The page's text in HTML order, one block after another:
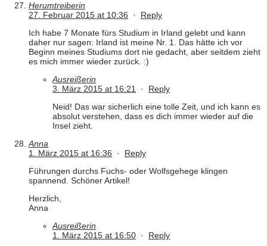
Herumtreiberin
27. Februar 2015 at 10:36 · Reply
Ich habe 7 Monate fürs Studium in Irland gelebt und kann
daher nur sagen: Irland ist meine Nr. 1. Das hätte ich vor
Beginn meines Studiums dort nie gedacht, aber seitdem zieht
es mich immer wieder zurück. :)
Ausreißerin
3. März 2015 at 16:21 · Reply
Neid! Das war sicherlich eine tolle Zeit, und ich kann es
absolut verstehen, dass es dich immer wieder auf die
Insel zieht.
Anna
1. März 2015 at 16:36 · Reply
Führungen durchs Fuchs- oder Wolfsgehege klingen
spannend. Schöner Artikel!
Herzlich,
Anna
Ausreißerin
1. März 2015 at 16:50 · Reply